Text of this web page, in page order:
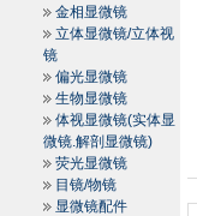
金相显微镜
立体显微镜/立体视
镜
偏光显微镜
生物显微镜
体视显微镜(实体显
微镜.解剖显微镜)
荧光显微镜
目镜/物镜
显微镜配件